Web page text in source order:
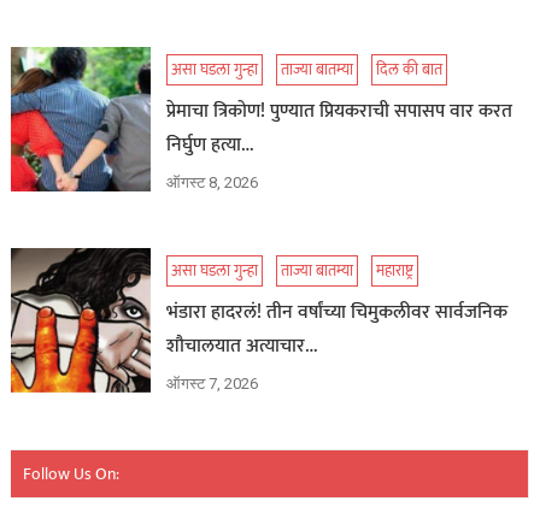
असा घडला गुन्हा ताज्या बातम्या दिल की बात
प्रेमाचा त्रिकोण! पुण्यात प्रियकराची सपासप वार करत
निर्घुण हत्या…
ऑगस्ट 8, 2026
असा घडला गुन्हा ताज्या बातम्या महाराष्ट्र
भंडारा हादरलं! तीन वर्षांच्या चिमुकलीवर सार्वजनिक
शौचालयात अत्याचार…
ऑगस्ट 7, 2026
Follow Us On: